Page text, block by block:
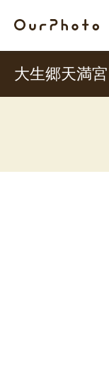
大生郷天満